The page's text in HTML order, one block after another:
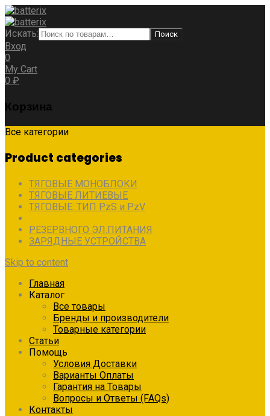
Искать: Поиск
Вход
0
My Cart
0 ₽
Корзина
Все категории
Product categories
ТЯГОВЫЕ МОНОБЛОКИ
ТЯГОВЫЕ ЛИТИЕВЫЕ
ТЯГОВЫЕ: ТИП PzS и PzV
РЕЗЕРВНОГО ЭЛ.ПИТАНИЯ
ЗАРЯДНЫЕ УСТРОЙСТВА
Skip to content
Главная
Каталог
Все товары
Бренды и производители
Товарные категории
Статьи
Помощь
Условия Доставки
Варианты Оплаты
Гарантия на Товары
Вопросы и Ответы (FAQs)
Контакты